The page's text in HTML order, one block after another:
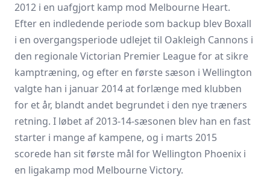
2012 i en uafgjort kamp mod Melbourne Heart.
Efter en indledende periode som backup blev Boxall
i en overgangsperiode udlejet til Oakleigh Cannons i
den regionale Victorian Premier League for at sikre
kamptræning, og efter en første sæson i Wellington
valgte han i januar 2014 at forlænge med klubben
for et år, blandt andet begrundet i den nye træners
retning. I løbet af 2013-14-sæsonen blev han en fast
starter i mange af kampene, og i marts 2015
scorede han sit første mål for Wellington Phoenix i
en ligakamp mod Melbourne Victory.